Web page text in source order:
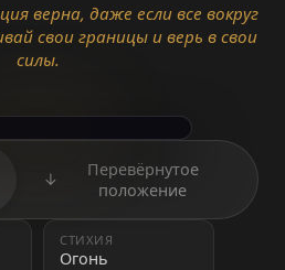
верна, даже если все вокруг
свои границы и верь в свои
силы.
↓
Перевёрнутое
положение
СТИХИЯ
Огонь